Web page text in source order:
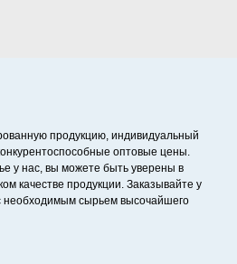
продукцию, индивидуальный
оптовые цены.
у нас, вы можете быть уверены в
качестве продукции. Заказывайте у
необходимым сырьем высочайшего